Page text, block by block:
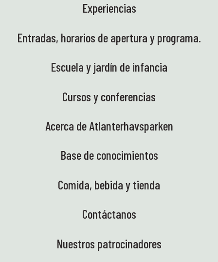
Experiencias
Entradas, horarios de apertura y programa.
Escuela y jardín de infancia
Cursos y conferencias
Acerca de Atlanterhavsparken
Base de conocimientos
Comida, bebida y tienda
Contáctanos
Nuestros patrocinadores